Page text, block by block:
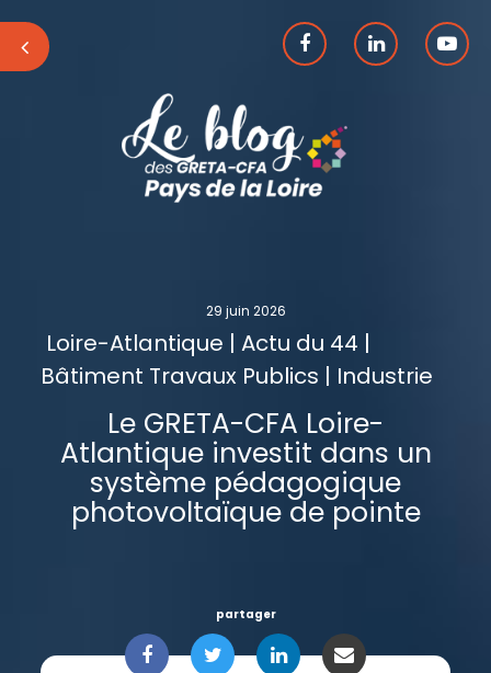
29 juin 2026
Loire-Atlantique | Actu du 44 |
Bâtiment Travaux Publics | Industrie
Le GRETA-CFA Loire-
Atlantique investit dans un
système pédagogique
photovoltaïque de pointe
partager